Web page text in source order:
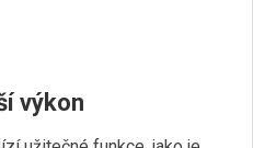
výkon